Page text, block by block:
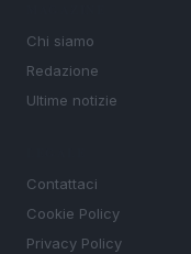
Chi siamo
Redazione
Ultime notizie
Contattaci
Cookie Policy
Privacy Policy